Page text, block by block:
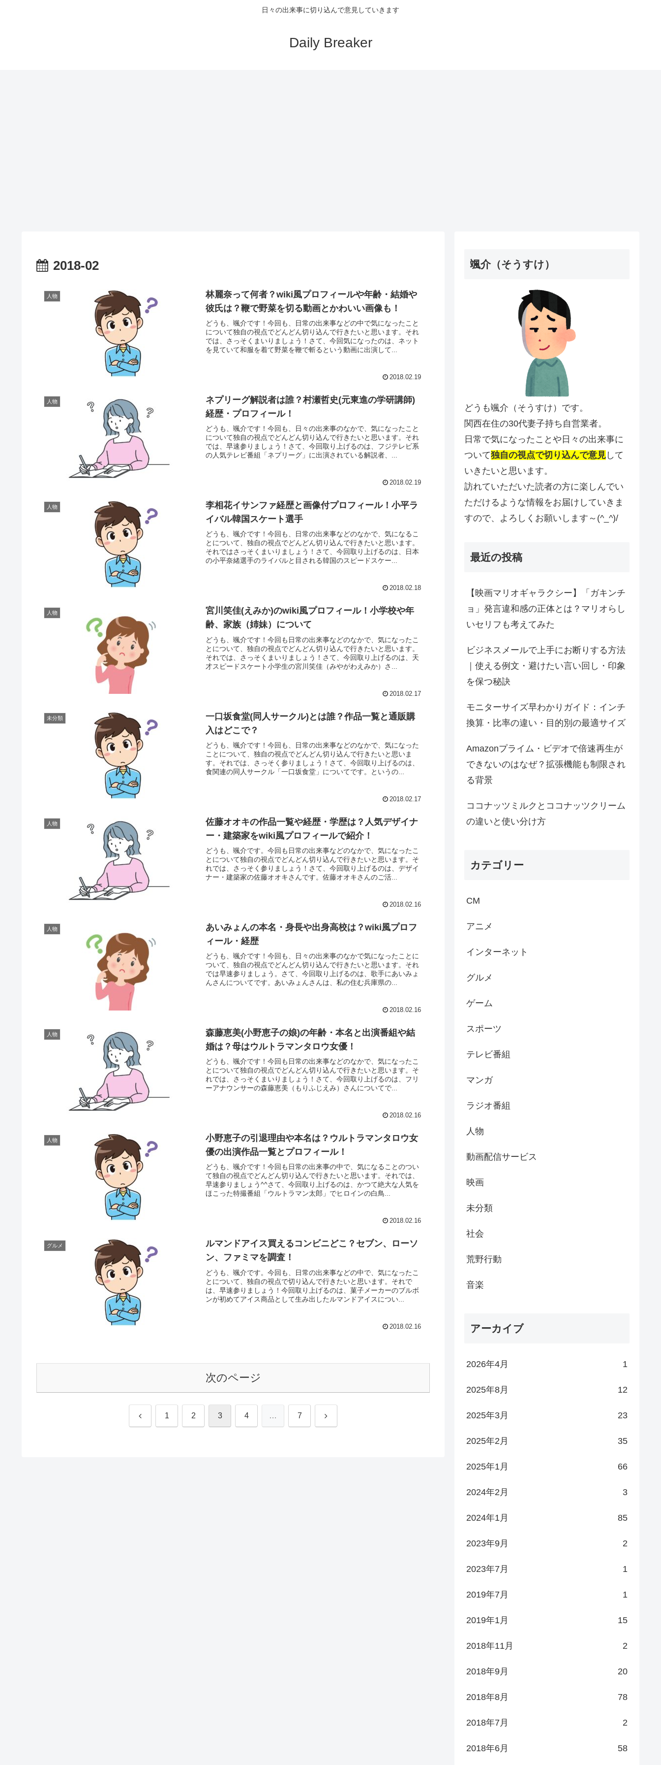
日々の出来事に切り込んで意見していきます
Daily Breaker
2018-02
人物
林麗奈って何者？wiki風プロフィールや年齢・結婚や
彼氏は？鞭で野菜を切る動画とかわいい画像も！
どうも、颯介です！今回も、日常の出来事などの中で気になったこと
について独自の視点でどんどん切り込んで行きたいと思います。それ
では、さっそくまいりましょう！さて、今回気になったのは、ネット
を見ていて和服を着て野菜を鞭で斬るという動画に出演して...
2018.02.19
人物
ネプリーグ解説者は誰？村瀬哲史(元東進の学研講師)
経歴・プロフィール！
どうも、颯介です！今回も、日々の出来事のなかで、気になったこと
について独自の視点でどんどん切り込んで行きたいと思います。それ
では、早速参りましょう！さて、今回取り上げるのは、フジテレビ系
の人気テレビ番組「ネプリーグ」に出演されている解説者、...
2018.02.19
人物
李相花イサンファ経歴と画像付プロフィール！小平ラ
イバル韓国スケート選手
どうも、颯介です！今回も、日常の出来事などのなかで、気になるこ
とについて、独自の視点でどんどん切り込んで行きたいと思います。
それではさっそくまいりましょう！さて、今回取り上げるのは、日本
の小平奈緒選手のライバルと目される韓国のスピードスケー...
2018.02.18
人物
宮川笑佳(えみか)のwiki風プロフィール！小学校や年
齢、家族（姉妹）について
どうも、颯介です！今回も日常の出来事などのなかで、気になったこ
とについて、独自の視点でどんどん切り込んで行きたいと思います。
それでは、さっそくまいりましょう！さて、今回取り上げるのは、天
才スピードスケート小学生の宮川笑佳（みやがわえみか）さ...
2018.02.17
未分類
一口坂食堂(同人サークル)とは誰？作品一覧と通販購
入はどこで？
どうも、颯介です！今回も、日常の出来事などのなかで、気になった
ことについて、独自の視点でどんどん切り込んで行きたいと思いま
す。それでは、さっそく参りましょう！さて、今回取り上げるのは、
食関連の同人サークル「一口坂食堂」についてです。というの...
2018.02.17
人物
佐藤オオキの作品一覧や経歴・学歴は？人気デザイナ
ー・建築家をwiki風プロフィールで紹介！
どうも、颯介です。今回も日常の出来事などのなかで、気になったこ
とについて独自の視点でどんどん切り込んで行きたいと思います。そ
れでは、さっそく参りましょう！さて、今回取り上げるのは、デザイ
ナー・建築家の佐藤オオキさんです。佐藤オオキさんのご活...
2018.02.16
人物
あいみょんの本名・身長や出身高校は？wiki風プロフ
ィール・経歴
どうも、颯介です！今回も、日々の出来事のなかで気になったことに
ついて、独自の視点でどんどん切り込んで行きたいと思います。それ
では早速参りましょう。さて、今回取り上げるのは、歌手にあいみょ
んさんについてです。あいみょんさんは、私の住む兵庫県の...
2018.02.16
人物
森藤恵美(小野恵子の娘)の年齢・本名と出演番組や結
婚は？母はウルトラマンタロウ女優！
どうも、颯介です！今回も日常の出来事などのなかで、気になったこ
とについて独自の視点でどんどん切り込んで行きたいと思います。そ
れでは、さっそくまいりましょう！さて、今回取り上げるのは、フリ
ーアナウンサーの森藤恵美（もりふじえみ）さんについてで...
2018.02.16
人物
小野恵子の引退理由や本名は？ウルトラマンタロウ女
優の出演作品一覧とプロフィール！
どうも、颯介です！今回も日常の出来事の中で、気になることのつい
て独自の視点でどんどん切り込んで行きたいと思います。それでは、
早速参りましょう^^さて、今回取り上げるのは、かつて絶大な人気を
ほこった特撮番組「ウルトラマン太郎」でヒロインの白鳥...
2018.02.16
グルメ
ルマンドアイス買えるコンビニどこ？セブン、ローソ
ン、ファミマを調査！
どうも、颯介です。今回も、日常の出来事などの中で、気になったこ
とについて、独自の視点で切り込んで行きたいと思います。それで
は、早速参りましょう！今回取り上げるのは、菓子メーカーのブルボ
ンが初めてアイス商品として生み出したルマンドアイスについ...
2018.02.16
次のページ
前 1 2 3 4 … 7 次
颯介（そうすけ）
どうも颯介（そうすけ）です。
関西在住の30代妻子持ち自営業者。
日常で気になったことや日々の出来事に
ついて独自の視点で切り込んで意見 して
いきたいと思います。
訪れていただいた読者の方に楽しんでい
ただけるような情報をお届けしていきま
すので、よろしくお願いします～(^_^)/
最近の投稿
【映画マリオギャラクシー】「ガキンチ
ョ」発言違和感の正体とは？マリオらし
いセリフも考えてみた
ビジネスメールで上手にお断りする方法
｜使える例文・避けたい言い回し・印象
を保つ秘訣
モニターサイズ早わかりガイド：インチ
換算・比率の違い・目的別の最適サイズ
Amazonプライム・ビデオで倍速再生が
できないのはなぜ？拡張機能も制限され
る背景
ココナッツミルクとココナッツクリーム
の違いと使い分け方
カテゴリー
CM
アニメ
インターネット
グルメ
ゲーム
スポーツ
テレビ番組
マンガ
ラジオ番組
人物
動画配信サービス
映画
未分類
社会
荒野行動
音楽
アーカイブ
2026年4月 1
2025年8月 12
2025年3月 23
2025年2月 35
2025年1月 66
2024年2月 3
2024年1月 85
2023年9月 2
2023年7月 1
2019年7月 1
2019年1月 15
2018年11月 2
2018年9月 20
2018年8月 78
2018年7月 2
2018年6月 58